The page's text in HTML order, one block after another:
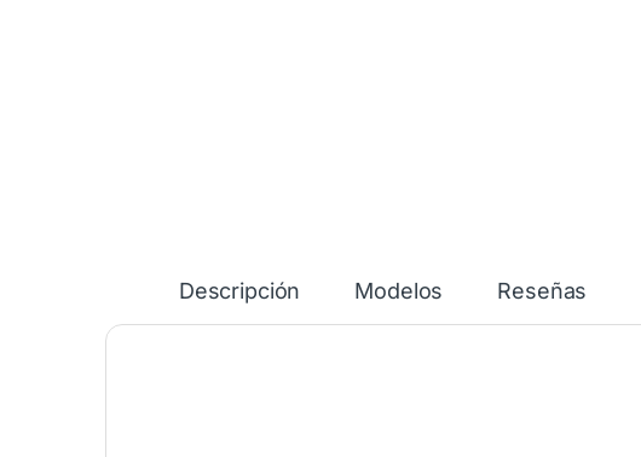
Descripción Modelos Reseñas